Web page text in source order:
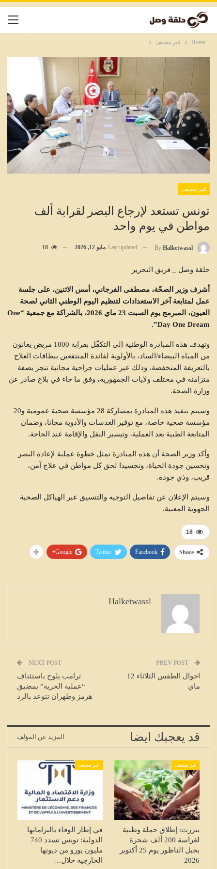
Home غير مصنف
غير مصنف
تونس تستعد لإرجاع البصر لقرابة ألف
مواطن في يوم واحد
By Halketwassl
Last updated مايو 12, 2026 18
حلقة وصل _ فريق التحرير
أشرف وزير الصحّة، مصطفى الفرجاني، أمس الاثنين، على جلسة
عمل لمتابعة آخر الاستعدادات لتنظيم اليوم الوطني الثاني لصحة
العيون، المبرمج يوم السبت 23 ماي 2026، بالشراكة مع جمعية “One
Day One Dream”.
وتهدف هذه المبادرة الوطنية إلى التكفّل بقرابة 1000 مريض يعانون
من المياه البيضاء/الساد، بالأولوية لفائدة المنتفعين ببطاقات العلاج
بالتعريفة المنخفضة، وذلك عبر عمليات جراحية مجانية تنجز بصفة
متزامنة في مختلف ولايات الجمهورية، وفق ما جاء في بلاغ صادر عن
وزارة الصحة.
وسيتم تنفيذ هذه المبادرة بمشاركة 28 مؤسسة صحية عمومية و20
مؤسسة صحية خاصة، مع توفير العدسات والأدوية مجانا، وضمان
المتابعة الطبية بعد العملية، وتيسير النقل والإقامة عند الحاجة.
وأكد وزير الصحة أن هذه المبادرة تمثل خطوة عملية لإعادة البصر
وتحسين جودة الحياة، وتجسيدا لحق كل مواطن في علاج آمن،
قريب، وذي جودة.
وسيتم الإعلان عن تفاصيل التوجيه والتنسيق عبر الهياكل الصحية
الجهوية المعنية.
18
Share
Facebook
Twitter
Google+
Halketwassl
احوال الطقس الثلاثاء 12
ماي
NEXT POST
ترامب يلوح باستئناف
“عملية الحرية” بمضيق
هرمز وطهران تتوعد بالرد
قد يعجبك ايضا المزيد عن المؤلف
غير مصنف
بنزرت: إطلاق حملة وطنية
لغراسة 200 ألف شجرة
بجبل الناظور يوم 25 أكتوبر
2026
غير مصنف
في إطار الوفاء بالتزاماتها
الدولية: تونس تسدد 740
مليون يورو من ديونها
الخارجية خلال…